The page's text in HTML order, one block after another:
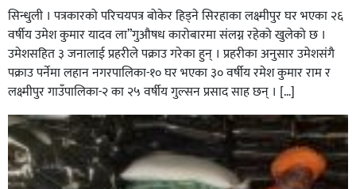
सिन्धुली । पत्रकारको परिचयपत्र बोकेर हिड्ने सिरहाका लक्ष्मीपुर घर भएका २६
वर्षीय उमेश कुमार यादव ला”गुऔषध कारोबारमा संलग्न रहेको खुलेको छ ।
उमेशसहित ३ जनालाई प्रहरीले पक्राउ गरेका हुन् । प्रहरीका अनुसार उमेशसंगै
पक्राउ पर्नेमा लहान नगरपालिका-१० घर भएका ३० वर्षीय रमेश कुमार राम र
लक्ष्मीपुर गाउँपालिका-२ का २५ वर्षीय गुल्सन प्रसाद साह छन् । […]